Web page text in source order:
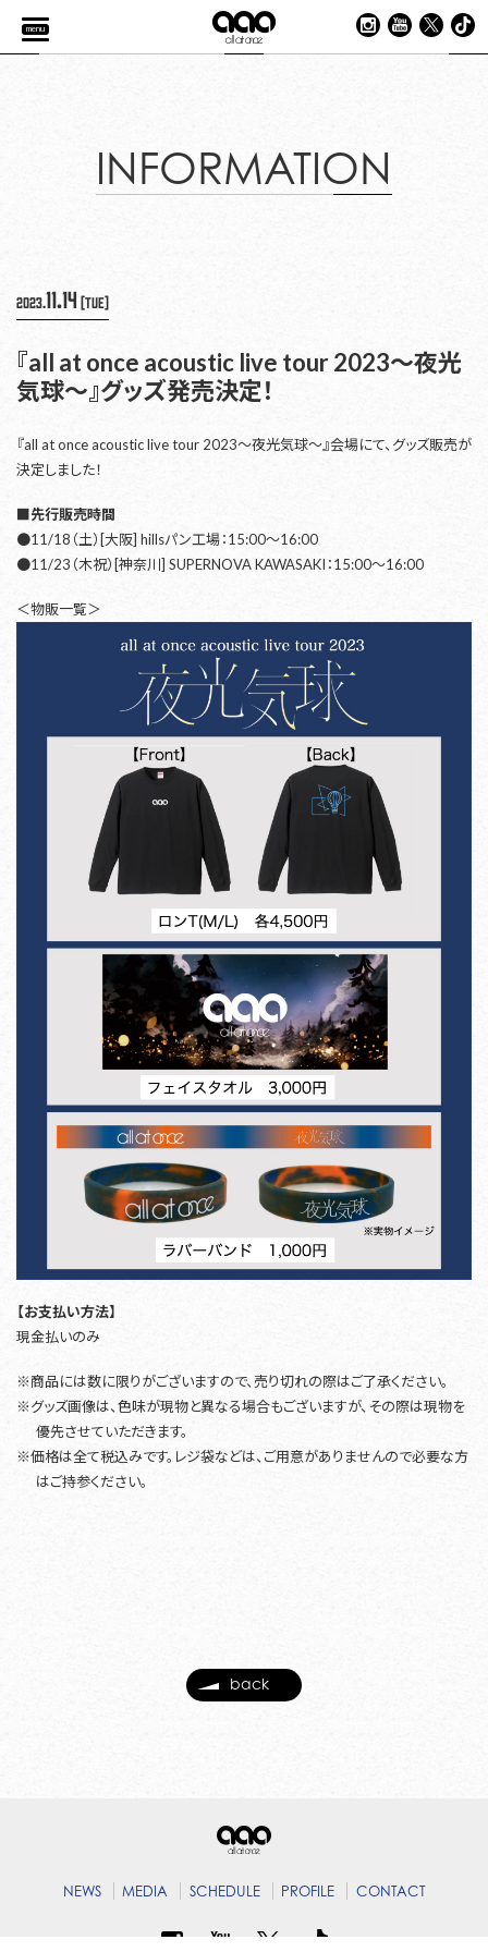
menu
INFORMATION
2023.11.14[Tue]
『all at once acoustic live tour 2023〜夜光
気球〜』グッズ発売決定！
『all at once acoustic live tour 2023〜夜光気球〜』会場にて、グッズ販売が
決定しました！
■先行販売時間
●11/18（土）[大阪] hillsパン工場：15:00〜16:00
●11/23（木祝）[神奈川] SUPERNOVA KAWASAKI：15:00〜16:00
＜物販一覧＞
【お支払い方法】
現金払いのみ
※商品には数に限りがございますので、売り切れの際はご了承ください。
※グッズ画像は、色味が現物と異なる場合もございますが、その際は現物を
優先させていただきます。
※価格は全て税込みです。レジ袋などは、ご用意がありませんので必要な方
はご持参ください。
back
NEWS MEDIA SCHEDULE PROFILE CONTACT